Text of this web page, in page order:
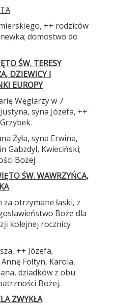
++ rodziców
domostwo do
ŚW. TERESY
DZIEWICY I
EUROPY
Węglarzy w 7
syna Józefa, ++
Żyła, syna Erwina,
Gabzdyl, Kwieciński;
Bożej.
ŚW. WAWRZYŃCA,
otrzymane łaski, z
Boże dla
kolejnej rocznicy
++ Józefa,
Foltyn, Karola,
dziadków z obu
Bożej.
ZWYKŁA